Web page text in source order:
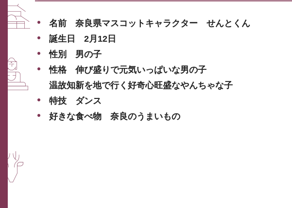
名前 奈良県マスコットキャラクター
せんとくん
誕生日
2月12日
性別
男の子
性格
伸び盛りで元気いっぱいな男の子
温故知新を地で行く好奇心旺盛なやんちゃな子
特技
ダンス
好きな食べ物
奈良のうまいもの